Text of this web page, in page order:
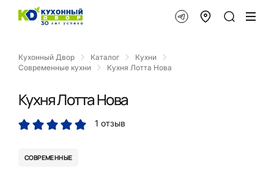
Кухонный Двор Каталог
Кухни
Современные кухни
Кухня Лотта Нова
Кухня Лотта Нова
1 отзыв
СОВРЕМЕННЫЕ